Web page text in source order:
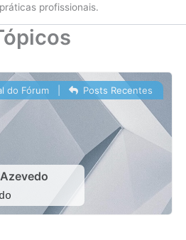
práticas profissionais.
do Fórum| Posts Recentes